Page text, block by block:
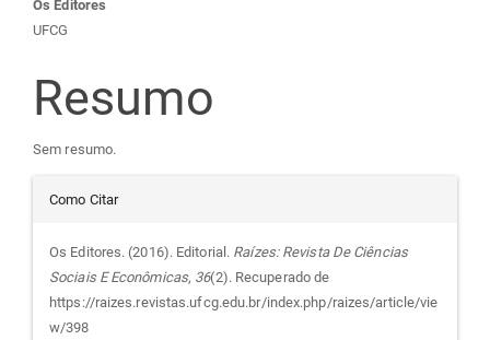
Conteúdo
do
artigo
principal
Os Editores
UFCG
Resumo
Sem resumo.
Detalhes
do
artigo
Como Citar
Os Editores. (2016). Editorial. Raízes: Revista De Ciências
Sociais E Econômicas, 36(2). Recuperado de
https://raizes.revistas.ufcg.edu.br/index.php/raizes/article/vie
w/398